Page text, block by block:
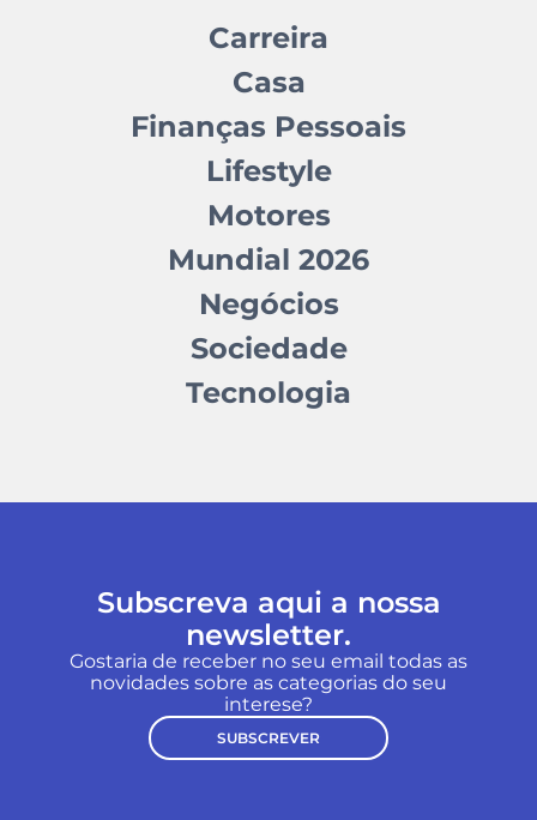
Carreira
Casa
Finanças Pessoais
Lifestyle
Motores
Mundial 2026
Negócios
Sociedade
Tecnologia
Subscreva aqui a nossa
newsletter.
Gostaria de receber no seu email todas as
novidades sobre as categorias do seu
interese?
SUBSCREVER